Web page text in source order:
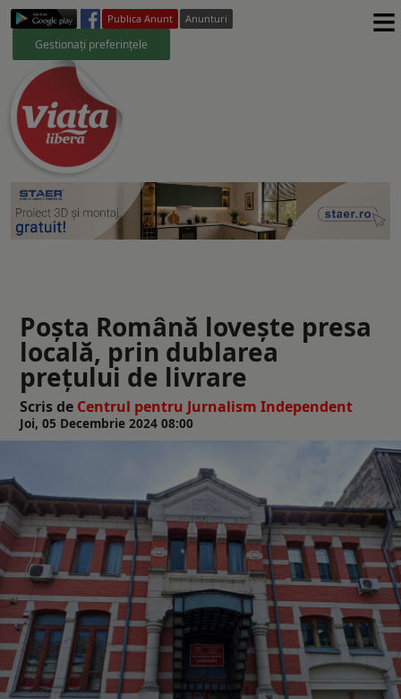
Publica Anunt Anunturi
Gestionați preferințele ≡
Poșta Română lovește presa
locală, prin dublarea
prețului de livrare
Scris de Centrul pentru Jurnalism Independent
Joi, 05 Decembrie 2024 08:00